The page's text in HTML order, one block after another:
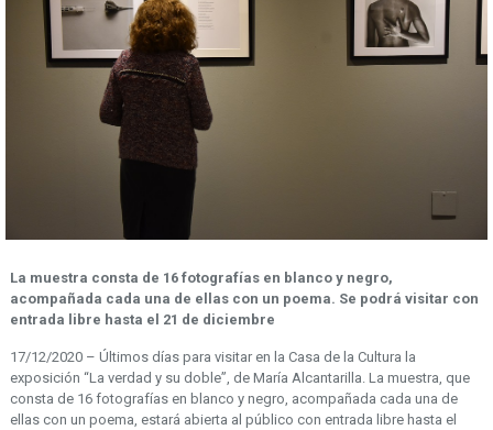
La muestra consta de 16 fotografías en blanco y negro,
acompañada cada una de ellas con un poema. Se podrá visitar con
entrada libre hasta el 21 de diciembre
17/12/2020 – Últimos días para visitar en la Casa de la Cultura la
exposición “La verdad y su doble”, de María Alcantarilla. La muestra, que
consta de 16 fotografías en blanco y negro, acompañada cada una de
ellas con un poema, estará abierta al público con entrada libre hasta el